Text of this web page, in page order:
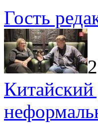
Гость